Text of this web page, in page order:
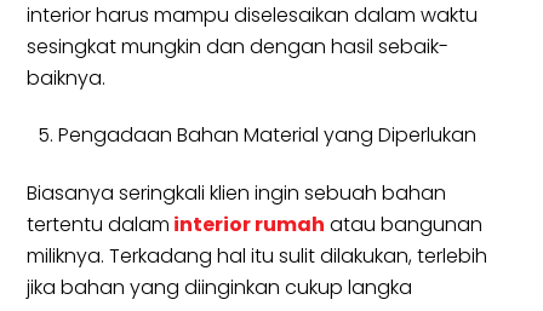
interior harus mampu diselesaikan dalam waktu
sesingkat mungkin dan dengan hasil sebaik-
baiknya.
Pengadaan Bahan Material yang Diperlukan
Biasanya seringkali klien ingin sebuah bahan
tertentu dalam interior rumah atau bangunan
miliknya. Terkadang hal itu sulit dilakukan, terlebih
jika bahan yang diinginkan cukup langka